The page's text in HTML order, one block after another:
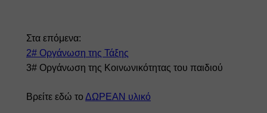
Στα επόμενα:
2# Οργάνωση της Τάξης
3# Οργάνωση της Κοινωνικότητας του παιδιού
Βρείτε εδώ το ΔΩΡΕΑΝ υλικό